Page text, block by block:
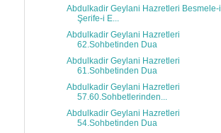
Abdulkadir Geylani Hazretleri Besmele-i
Şerife-i E...
Abdulkadir Geylani Hazretleri
62.Sohbetinden Dua
Abdulkadir Geylani Hazretleri
61.Sohbetinden Dua
Abdulkadir Geylani Hazretleri
57.60.Sohbetlerinden...
Abdulkadir Geylani Hazretleri
54.Sohbetinden Dua